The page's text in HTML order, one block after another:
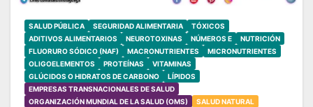
SALUD PÚBLICA SEGURIDAD ALIMENTARIA
TÓXICOS
ADITIVOS ALIMENTARIOS
NEUROTOXINAS NÚMEROS E
NUTRICIÓN
FLUORURO SÓDICO (NAF)
MACRONUTRIENTES
MICRONUTRIENTES
OLIGOELEMENTOS
PROTEÍNAS
VITAMINAS
GLÚCIDOS O HIDRATOS DE CARBONO
LÍPIDOS
EMPRESAS TRANSNACIONALES DE SALUD
ORGANIZACIÓN MUNDIAL DE LA SALUD (OMS)
SALUD NATURAL